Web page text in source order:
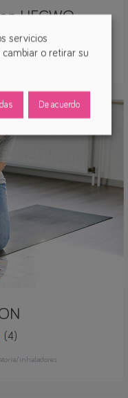
HFCWO
(0)
(4)
inhaladores
servicios
o retirar su
De acuerdo